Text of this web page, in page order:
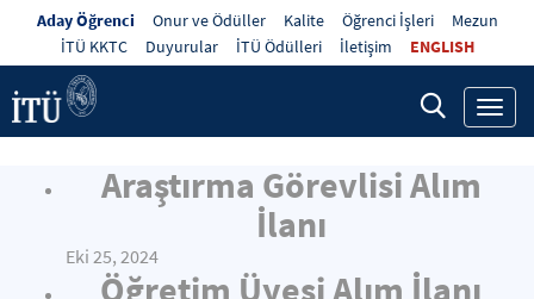
Aday Öğrenci Onur ve Ödüller Kalite Öğrenci İşleri
Mezun
İTÜ KKTC
Duyurular İTÜ Ödülleri İletişim ENGLISH
Araştırma Görevlisi Alım
İlanı
Eki 25, 2024
Öğretim Üyesi Alım İlanı